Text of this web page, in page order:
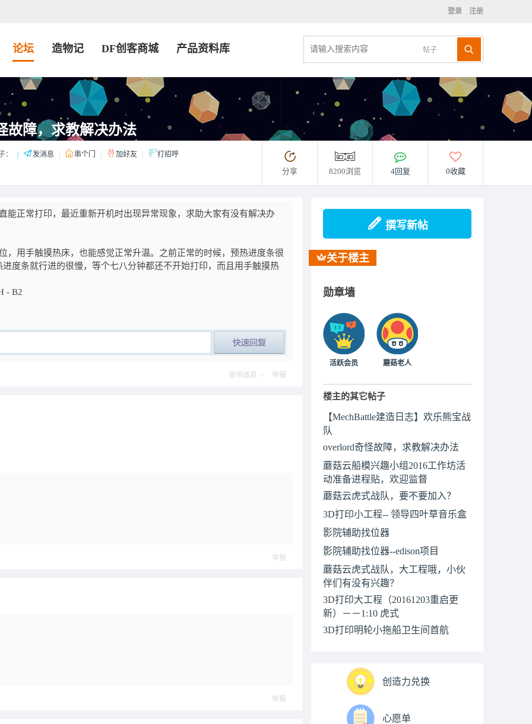
登录 注册
帖子
论坛 造物记 DF创客商城 产品资料库
故障，求教解决办法
： 发消息 串个门 加好友 打招呼
分享 8200浏览 4回复 0收藏
能正常打印，最近重新开机时出现异常现象，求助大家有没有解决办
，用手触摸热床，也能感觉正常升温。之前正常的时候，预热进度条很
度条就行进的很慢，等个七八分钟都还不开始打印，而且用手触摸热
- B2
使用道具 举报
举报
举报
撰写新帖
关于楼主
勋章墙
活跃会员 蘑菇老人
楼主的其它帖子
【MechBattle建造日志】欢乐熊宝战
队
overlord奇怪故障，求教解决办法
蘑菇云船模兴趣小组2016工作坊活
动准备进程贴，欢迎监督
蘑菇云虎式战队，要不要加入？
3D打印小工程-- 领导四叶草音乐盒
影院辅助找位器
影院辅助找位器--edison项目
蘑菇云虎式战队，大工程哦，小伙
伴们有没有兴趣？
3D打印大工程（20161203重启更
新）－－1:10 虎式
3D打印明轮小拖船卫生间首航
创造力兑换
心愿单